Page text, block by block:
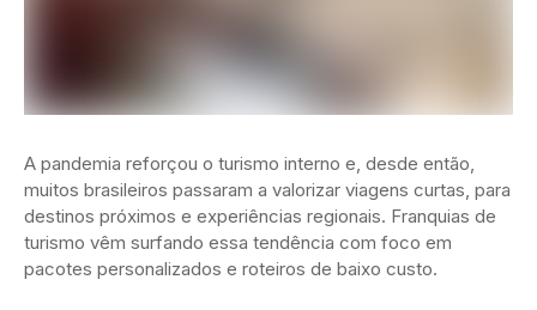
A pandemia reforçou o turismo interno e, desde então,
muitos brasileiros passaram a valorizar viagens curtas, para
destinos próximos e experiências regionais. Franquias de
turismo vêm surfando essa tendência com foco em
pacotes personalizados e roteiros de baixo custo.